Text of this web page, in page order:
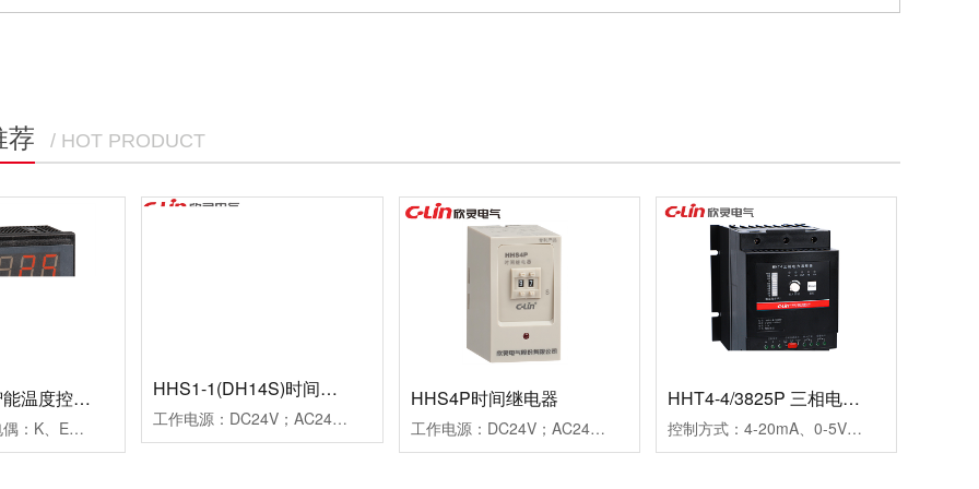
荐 / HOT PRODUCT
HB901系列智能温度控制仪
测量信号：热电偶：K、E、J；热电阻：Pt100、Cu50控制方式：二位式继电器通断控制PID调节继电器通断控制；PID调节驱动SSR电压控制报警方式：一组报警继电器触点输出二组报警继电器触点输出工作电源：AC100~240V外形尺寸：96×96×78mm开孔尺寸：92×92mm附加功能：通讯功能、变送功能典型应用：用于挤塑机、回流焊机、鞋机等控温场合备注：多种传感器输入用户任意设定
HHS1-1(DH14S)时间继电器
工作电源：DC24V；AC24V、AC220V、AC380V延时范围：0.01s~99h99m时分秒设置重复误差：≤1%工作模式：通电延时计时方式：正计时，数码管显示触点形式：两组延时带复位暂停功能触点容量：3AAC250V(阻性)外形尺寸：52×104×114mm开孔尺寸：45×77mm安装方式：面板式
HHS4P时间继电器
工作电源：DC24V；AC24V、AC220V、AC380V延时范围：0.99s、9.9s、99s、9.9m、99m、99h99.9s、999s、99.9m、999m、999h重复误差：≤1%工作模式：通电延时触点形式：两组延时触点触点容量：3AAC250V(阻性)外形尺寸：45×82×90mm开孔尺寸：56-2×Φ4.5mm安装方式：装置式或35mm导轨式
HHT4-4/3825P 三相电力调整器
控制方式：4-20mA、0-5V、0-10V三种方式可选输出方式：相位输出，移相范围0-150°负载电压：三相440VAC（三相三线）负载电流：25A保护功能：快速熔断器报警功能：断相、超温，继电器输出(1A/250VAC)介质耐压：≥2000VAC显示功能：LED面板显示SCR输出百分比及工作状态指示安装方式：螺栓安装使用负载：定阻抗电热丝、IR远红外线、UV灯管等外型尺寸：150×130×175mm安装尺寸：80×116mm(4-M5)冷却方式：自然冷却